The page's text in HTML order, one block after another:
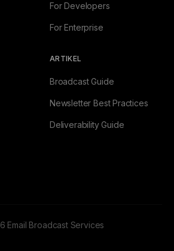
For Developers
For Enterprise
ARTIKEL
Broadcast Guide
Newsletter Best Practices
Deliverability Guide
Email Broadcast Services